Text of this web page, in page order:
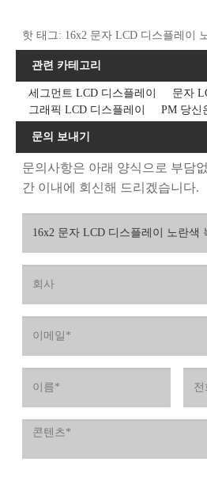
핫 태그: 16x2 문자 LCD 디스플레이
관련 카테고리
세그먼트 LCD 디스플레이
문자
그래픽 LCD 디스플레이
PM 당신
문의 보내기
문의사항은 아래 양식으로 부담
간 이내에 회신해 드리겠습니다.